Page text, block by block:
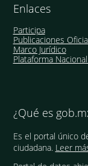
Enlaces
Participa
Publicaciones
Marco Jurídico
Plataforma
¿Qué es
Es el portal único
ciudadana. Leer